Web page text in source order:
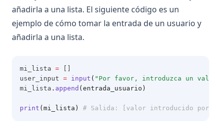
añadirla a una lista. El siguiente código es un
ejemplo de cómo tomar la entrada de un usuario y
añadirla a una lista.
mi_lista =
user_input = input ( "Por favor, introduzca un
mi_lista . append (entrada_usuario)
print (mi_lista) # Salida: [valor introducido por